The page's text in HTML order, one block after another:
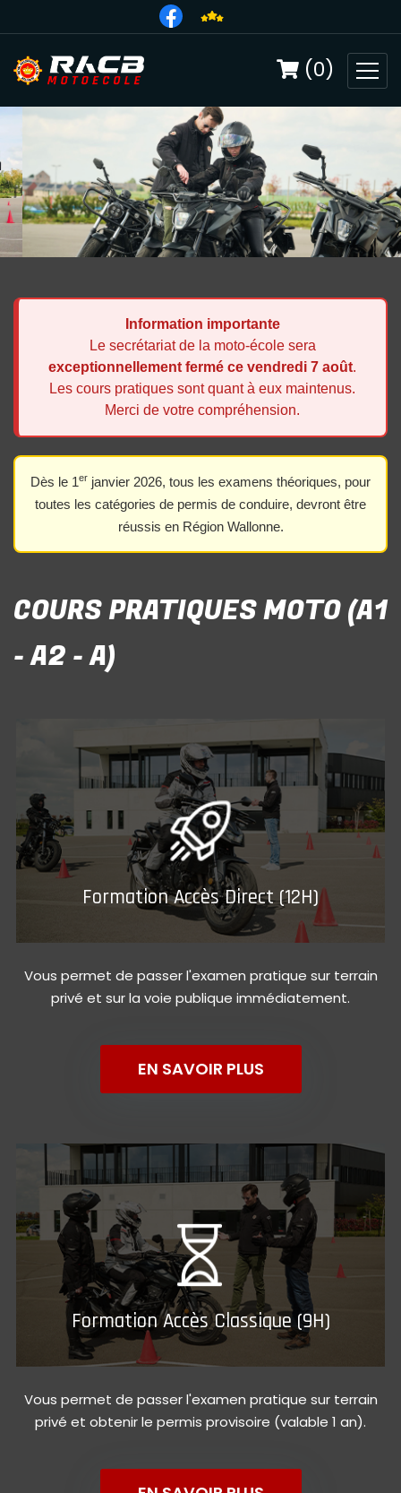
(0)
Information importante
Le secrétariat de la moto-école sera
exceptionnellement fermé ce vendredi 7 août.
Les cours pratiques sont quant à eux maintenus.
Merci de votre compréhension.
Dès le 1er janvier 2026, tous les examens théoriques, pour
toutes les catégories de permis de conduire, devront être
réussis en Région Wallonne.
COURS PRATIQUES MOTO (A1
- A2 - A)
Formation Accès Direct (12H)
Vous permet de passer l'examen pratique sur terrain
privé et sur la voie publique immédiatement.
EN SAVOIR PLUS
Formation Accès Classique (9H)
Vous permet de passer l'examen pratique sur terrain
privé et obtenir le permis provisoire (valable 1 an).